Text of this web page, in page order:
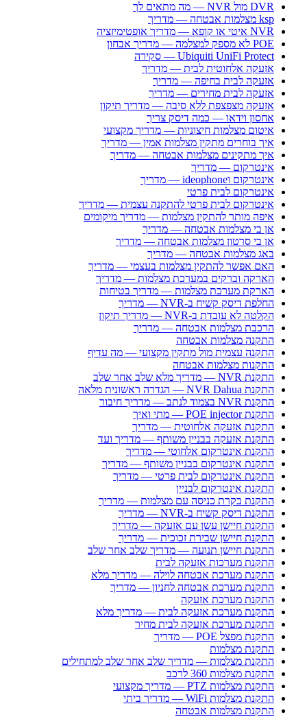
DVR מול NVR — מה מתאים לך
ksp מצלמות אבטחה — מדריך
NVR איטי או קופא — מדריך אופטימיזציה
POE לא מספק למצלמה — מדריך אבחון
Ubiquiti UniFi Protect — סקירה
אזעקה אלחוטית לבית — מדריך
אזעקה לבית בחיפה — מדריך
אזעקה לבית מחירים — מדריך
אזעקה מצפצפת ללא סיבה — מדריך תיקון
אחסון וידאו — כמה דיסק צריך
איטום מצלמות חיצוניות — מדריך מקצועי
איך בוחרים מתקין מצלמות אמין — מדריך
איך מתקינים מצלמות אבטחה — מדריך
אינטרקום — מדריך
אינטרקום וideophone — מדריך
אינטרקום לבית פרטי
אינטרקום לבית פרטי להתקנה עצמית — מדריך
איפה מותר להתקין מצלמות — מדריך מיקומים
אן בי מצלמות אבטחה — מדריך
אן בי סרטון מצלמות אבטחה — מדריך
באג מצלמות אבטחה — מדריך
האם אפשר להתקין מצלמות בעצמי — מדריך
הארקה וברקים במערכת מצלמות — מדריך
הארקת מערכת מצלמות — מדריך בטיחות
החלפת דיסק קשיח ב-NVR — מדריך
הקלטה לא עובדת ב-NVR — מדריך תיקון
הרכבת מצלמות אבטחה — מדריך
התקנה מצלמות אבטחה
התקנה עצמית מול מתקין מקצועי — מה עדיף
התקנות מצלמות אבטחה
התקנת NVR — מדריך מלא שלב אחר שלב
התקנת NVR Dahua — הגדרה ראשונית מלאה
התקנת NVR בצמוד לנתב — מדריך חיבור
התקנת POE injector — מתי ואיך
התקנת אזעקה אלחוטית — מדריך
התקנת אזעקה בבניין משותף — מדריך ועד
התקנת אינטרקום אלחוטי — מדריך
התקנת אינטרקום בבניין משותף — מדריך
התקנת אינטרקום לבית פרטי — מדריך
התקנת אינטרקום לבניין
התקנת בקרת כניסה עם מצלמות — מדריך
התקנת דיסק קשיח ב-NVR — מדריך
התקנת חיישן עשן עם אזעקה — מדריך
התקנת חיישן שבירת זכוכית — מדריך
התקנת חיישן תנועה — מדריך שלב אחר שלב
התקנת מערכות אזעקה לבית
התקנת מערכת אבטחה לוילה — מדריך מלא
התקנת מערכת אבטחה לחניון — מדריך
התקנת מערכת אזעקה
התקנת מערכת אזעקה לבית — מדריך מלא
התקנת מערכת אזעקה לבית מחיר
התקנת מפצל POE — מדריך
התקנת מצלמות
התקנת מצלמות — מדריך שלב אחר שלב למתחילים
התקנת מצלמות 360 לרכב
התקנת מצלמות PTZ — מדריך מקצועי
התקנת מצלמות WiFi — מדריך ביתי
התקנת מצלמות אבטחה